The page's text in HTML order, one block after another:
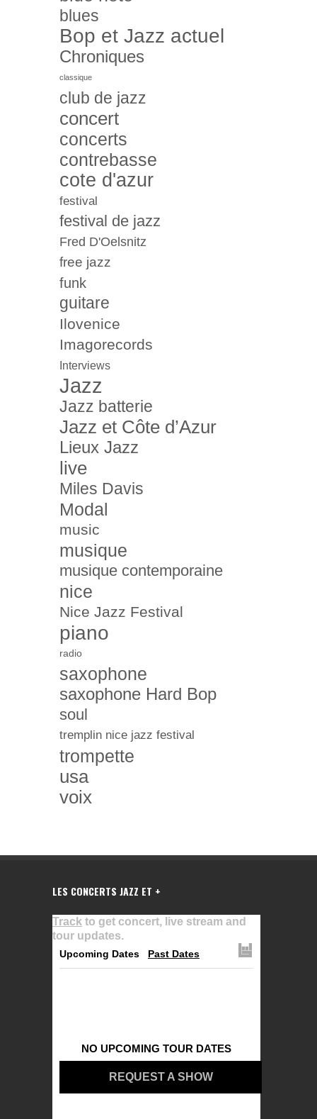
blues
Bop et Jazz actuel
Chroniques
classique
club de jazz
concert
concerts
contrebasse
cote d'azur
festival
festival de jazz
Fred D'Oelsnitz
free jazz
funk
guitare
Ilovenice
Imagorecords
Interviews
Jazz
Jazz batterie
Jazz et Côte d’Azur
Lieux Jazz
live
Miles Davis
Modal
music
musique
musique contemporaine
nice
Nice Jazz Festival
piano
radio
saxophone
saxophone Hard Bop
soul
tremplin nice jazz festival
trompette
usa
voix
LES CONCERTS JAZZ ET +
Track to get concert, live stream and
tour updates.
Upcoming Dates Past Dates
NO UPCOMING TOUR DATES
REQUEST A SHOW